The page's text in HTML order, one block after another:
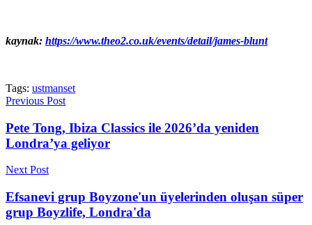
kaynak: https://www.theo2.co.uk/events/detail/james-blunt
Tags: ustmanset
Previous Post
Pete Tong, Ibiza Classics ile 2026’da yeniden
Londra’ya geliyor
Next Post
Efsanevi grup Boyzone'un üyelerinden oluşan süper
grup Boyzlife, Londra'da